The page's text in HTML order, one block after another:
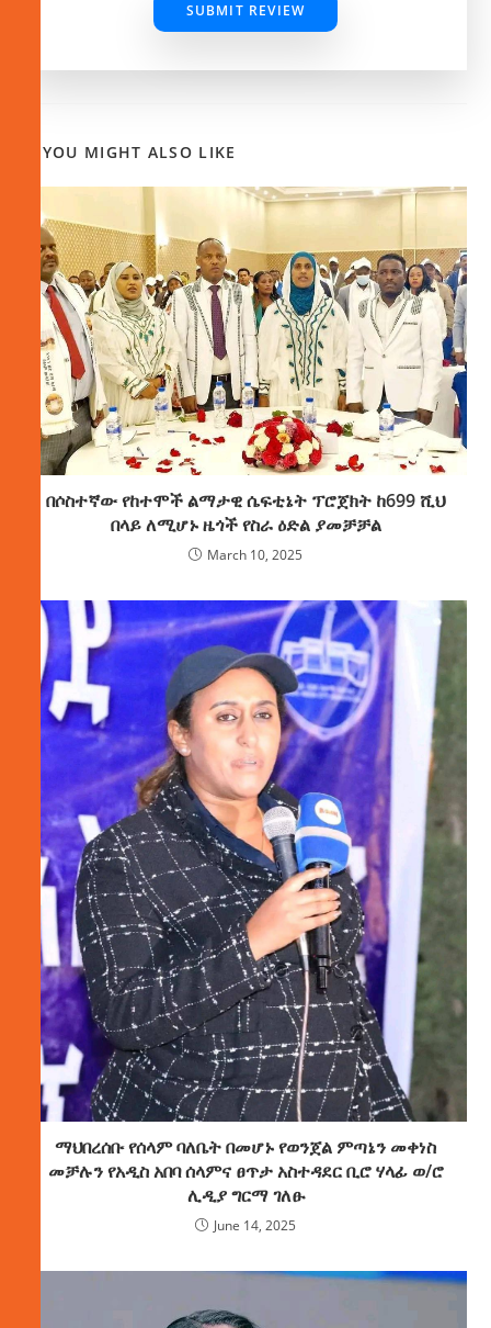
SUBMIT REVIEW
YOU MIGHT ALSO LIKE
በሶስተኛው የከተሞች ልማታዊ ሴፍቲኔት ፕሮጀክት ከ699 ሺህ
በላይ ለሚሆኑ ዜጎች የስራ ዕድል ያመቻቻል
March 10, 2025
ማህበረሰቡ የሰላም ባለቤት በመሆኑ የወንጀል ምጣኔን መቀነስ
መቻሉን የአዲስ አበባ ሰላምና ፀጥታ አስተዳደር ቢሮ ሃላፊ ወ/ሮ
ሊዲያ ግርማ ገለፁ
June 14, 2025